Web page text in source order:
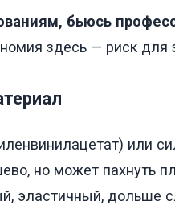
бьюсь
здесь — риск для
или
но может пахнуть
эластичный, дольше